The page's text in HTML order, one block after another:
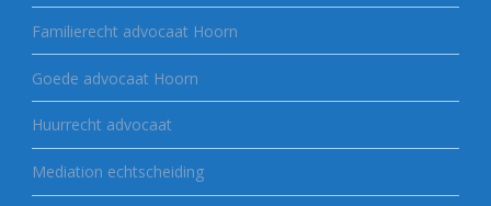
Familierecht advocaat Hoorn
Goede advocaat Hoorn
Huurrecht advocaat
Mediation echtscheiding